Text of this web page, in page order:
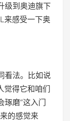
级到奥迪旗下
来感受一下奥
看法。比如说
觉得它和咱们
琢磨“这入门
的感觉来